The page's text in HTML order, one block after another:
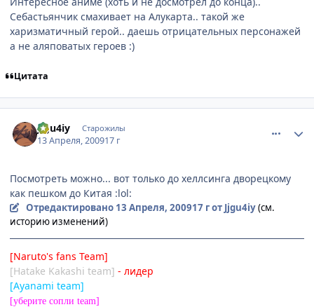
Себастьянчик смахивает на Алукарта.. такой же
харизматичный герой.. даешь отрицательных персонажей
а не аляповатых героев :)
Цитата
Jjgu4iy Старожилы
13 Апреля, 200917 г
Посмотреть можно... вот только до хеллсинга дворецкому
как пешком до Китая :lol:
Отредактировано 13 Апреля, 200917 гот Jjgu4iy(см.
историю изменений)
[Naruto's fans Team]
[Hatake Kakashi team] - лидер
[Ayanami team]
[уберите сопли team]